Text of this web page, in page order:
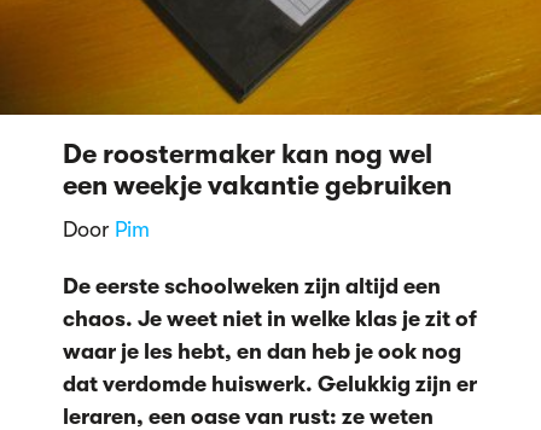
De roostermaker kan nog wel
een weekje vakantie gebruiken
Door Pim
De eerste schoolweken zijn altijd een
chaos. Je weet niet in welke klas je zit of
waar je les hebt, en dan heb je ook nog
dat verdomde huiswerk. Gelukkig zijn er
leraren, een oase van rust: ze weten